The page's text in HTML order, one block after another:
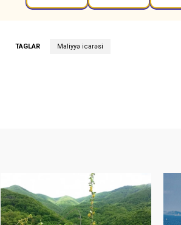
TAGLAR Maliyyə icarəsi